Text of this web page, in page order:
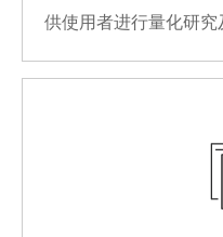
供使用者进行量化研究